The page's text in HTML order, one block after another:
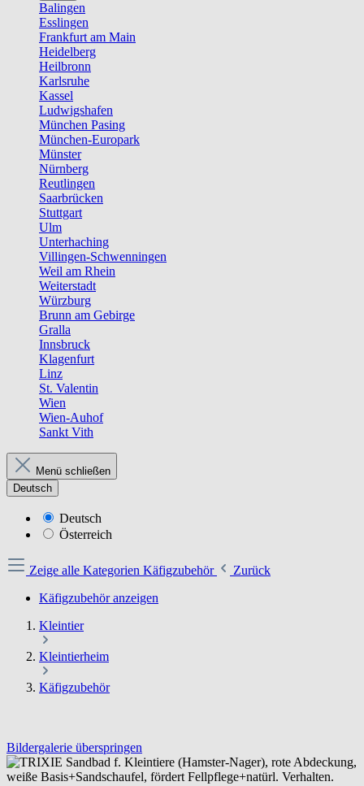
Balingen
Esslingen
Frankfurt am Main
Heidelberg
Heilbronn
Karlsruhe
Kassel
Ludwigshafen
München Pasing
München-Europark
Münster
Nürnberg
Reutlingen
Saarbrücken
Stuttgart
Ulm
Unterhaching
Villingen-Schwenningen
Weil am Rhein
Weiterstadt
Würzburg
Brunn am Gebirge
Gralla
Innsbruck
Klagenfurt
Linz
St. Valentin
Wien
Wien-Auhof
Sankt Vith
Menü schließen
Deutsch
Deutsch
Österreich
Zeige alle Kategorien Käfigzubehör
Zurück
Käfigzubehör anzeigen
Kleintier
Kleintierheim
Käfigzubehör
Bildergalerie überspringen